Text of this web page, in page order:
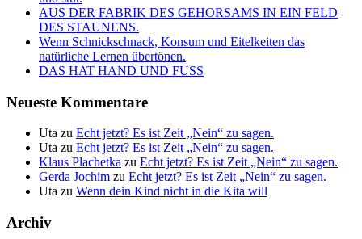
AUS DER FABRIK DES GEHORSAMS IN EIN FELD
DES STAUNENS.
Wenn Schnickschnack, Konsum und Eitelkeiten das
natürliche Lernen übertönen.
DAS HAT HAND UND FUSS
Neueste Kommentare
Uta zu Echt jetzt? Es ist Zeit „Nein“ zu sagen.
Uta zu Echt jetzt? Es ist Zeit „Nein“ zu sagen.
Klaus Plachetka zu Echt jetzt? Es ist Zeit „Nein“ zu sagen.
Gerda Jochim zu Echt jetzt? Es ist Zeit „Nein“ zu sagen.
Uta zu Wenn dein Kind nicht in die Kita will
Archiv